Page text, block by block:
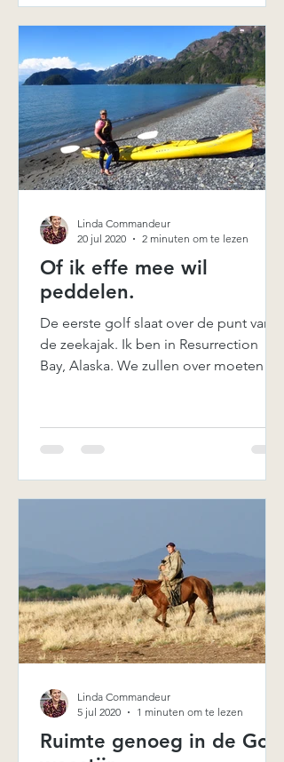
Of ik effe mee wil
peddelen.
De eerste golf slaat over de punt van
de zeekajak. Ik ben in Resurrection
Bay, Alaska. We zullen over moeten
Linda Commandeur
20 jul 2020
2 minuten om te lezen
Ruimte genoeg in de Gobi
Linda Commandeur
5 jul 2020
1 minuten om te lezen